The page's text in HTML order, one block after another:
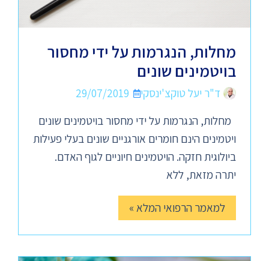
מחלות, הנגרמות על ידי מחסור
בויטמינים שונים
ד"ר יעל טוקצ'ינסקי
29/07/2019
מחלות, הנגרמות על ידי מחסור בויטמינים שונים
ויטמינים הינם חומרים אורגניים שונים בעלי פעילות
ביולוגית חזקה. הויטמינים חיוניים לגוף האדם.
יתרה מזאת, ללא
למאמר הרפואי המלא »